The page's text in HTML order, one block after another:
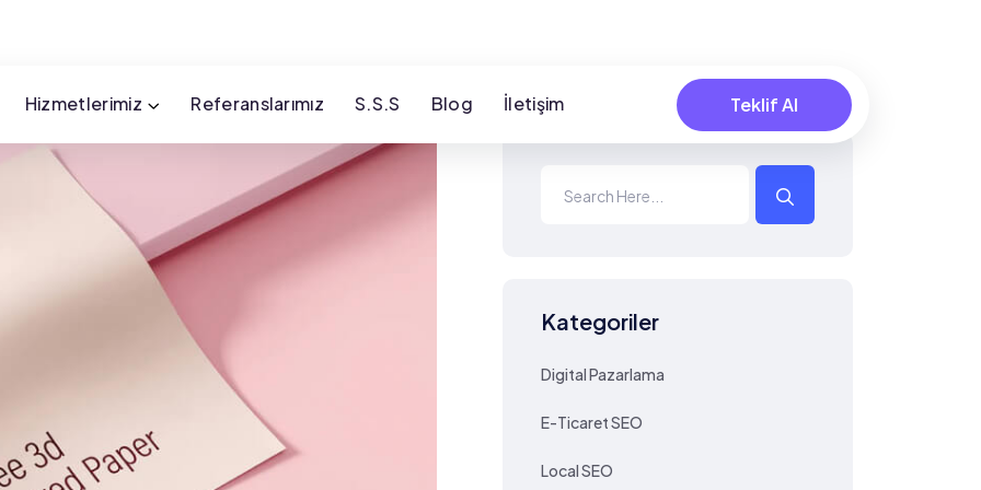
Hizmetlerimiz Referanslarımız S.S.S Blog İletişim Teklif Al
Kategoriler
Digital Pazarlama
E-Ticaret SEO
Local SEO